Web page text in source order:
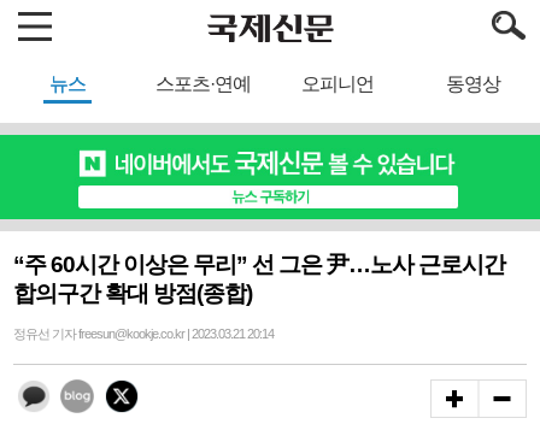
뉴스 스포츠·연예 오피니언 동영상
“주 60시간 이상은 무리” 선 그은 尹…노사 근로시간
합의구간 확대 방점(종합)
정유선 기자 freesun@kookje.co.kr | 2023.03.21 20:14